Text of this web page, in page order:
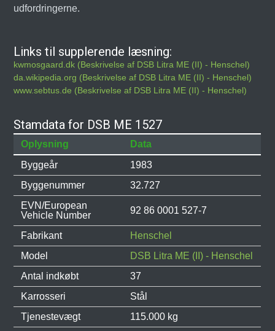
udfordringerne.
Links til supplerende læsning:
kwmosgaard.dk (Beskrivelse af DSB Litra ME (II) - Henschel)
da.wikipedia.org (Beskrivelse af DSB Litra ME (II) - Henschel)
www.sebtus.de (Beskrivelse af DSB Litra ME (II) - Henschel)
Stamdata for DSB ME 1527
Oplysning
Data
Byggeår
1983
Byggenummer
32.727
EVN/European
Vehicle Number
92 86 0001 527-7
Fabrikant
Henschel
Model
DSB Litra ME (II) - Henschel
Antal indkøbt
37
Karrosseri
Stål
Tjenestevægt
115.000 kg